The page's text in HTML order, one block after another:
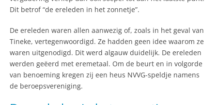
Dit betrof “de ereleden in het zonnetje”.
De ereleden waren allen aanwezig of, zoals in het geval van
Tineke, vertegenwoordigd. Ze hadden geen idee waarom ze
waren uitgenodigd. Dit werd algauw duidelijk. De ereleden
werden geëerd met eremetaal. Om de beurt en in volgorde
van benoeming kregen zij een heus NVVG-speldje namens
de beroepsvereniging.